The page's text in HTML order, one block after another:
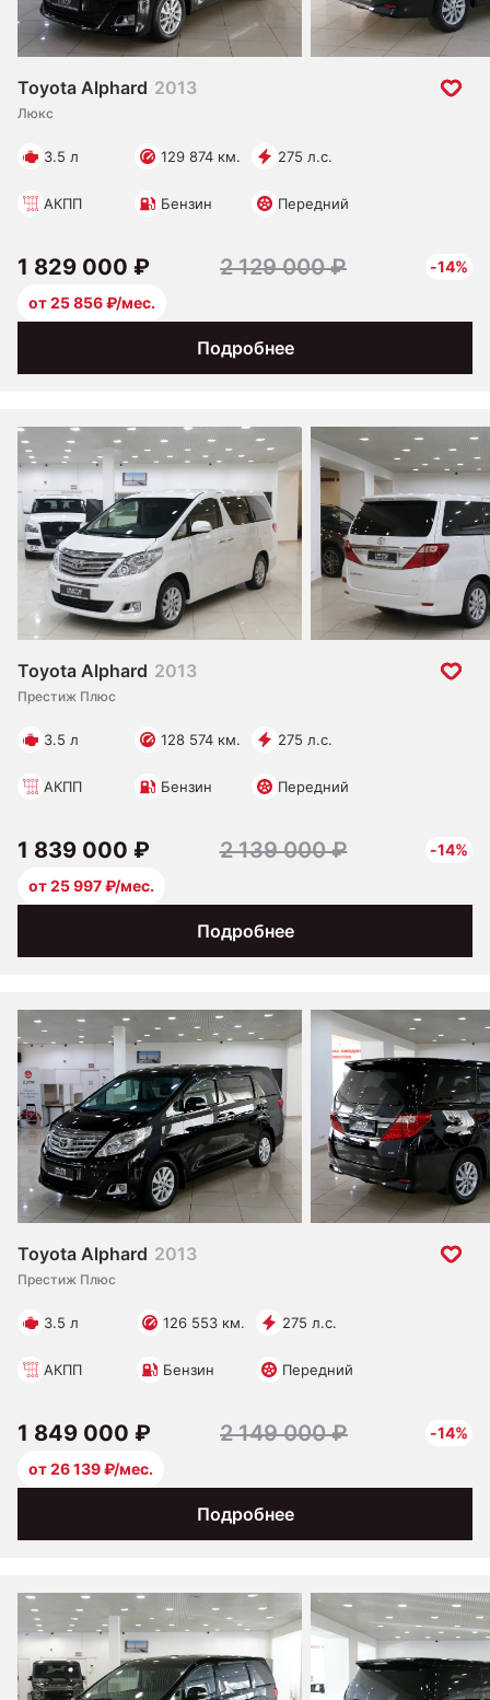
Toyota Alphard 2013
Люкс
3.5 л 129 874 км. 275 л.с.
АКПП Бензин Передний
Подробнее
1 829 000 ₽ 2 129 000 ₽
-14%
от 25 856 ₽/мес.
Toyota Alphard 2013
Престиж Плюс
3.5 л 128 574 км. 275 л.с.
АКПП Бензин Передний
Подробнее
1 839 000 ₽ 2 139 000 ₽
-14%
от 25 997 ₽/мес.
Toyota Alphard 2013
Престиж Плюс
3.5 л 126 553 км. 275 л.с.
АКПП Бензин Передний
Подробнее
1 849 000 ₽ 2 149 000 ₽
-14%
от 26 139 ₽/мес.